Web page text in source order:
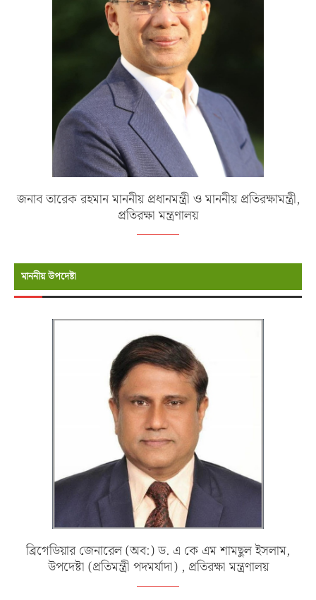
জনাব তারেক রহমান মাননীয় প্রধানমন্ত্রী ও মাননীয় প্রতিরক্ষামন্ত্রী,
প্রতিরক্ষা মন্ত্রণালয়
মাননীয় উপদেষ্টা
ব্রিগেডিয়ার জেনারেল (অব:) ড. এ কে এম শামছুল ইসলাম,
উপদেষ্টা (প্রতিমন্ত্রী পদমর্যাদা) , প্রতিরক্ষা মন্ত্রণালয়